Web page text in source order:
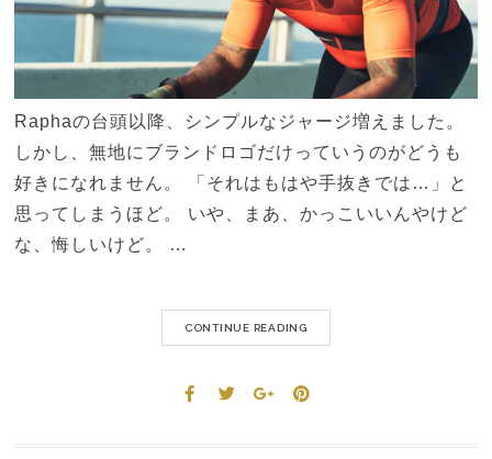
Raphaの台頭以降、シンプルなジャージ増えました。
しかし、無地にブランドロゴだけっていうのがどうも
好きになれません。 「それはもはや手抜きでは…」と
思ってしまうほど。 いや、まあ、かっこいいんやけど
な、悔しいけど。 …
CONTINUE READING